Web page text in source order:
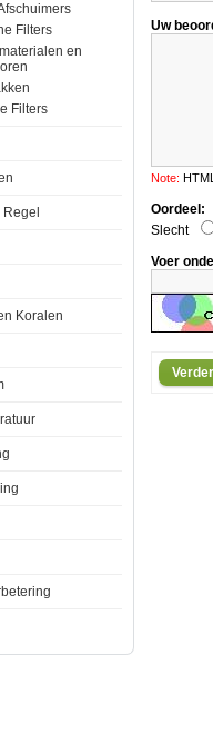
Filters
en
Filters
Koralen
actieve
berust
op
een
groot
oppervlak
een
fijne
Uw
Note:
Oordeel:
Slecht
Voer
Verder